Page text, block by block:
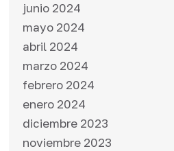
junio 2024
mayo 2024
abril 2024
marzo 2024
febrero 2024
enero 2024
diciembre 2023
noviembre 2023